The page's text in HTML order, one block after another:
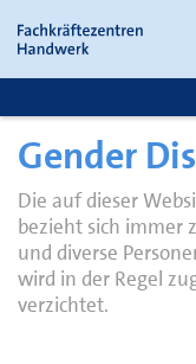
Link
Handy
Link
dem
Handy
Gender
Die auf dieser
bezieht sich immer
und diverse
wird in der Regel
verzichtet.